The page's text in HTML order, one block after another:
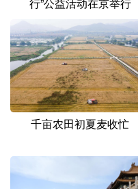
多语种频道
English Español
Русский язык
Deutsch Português
千亩农田初夏麦收忙